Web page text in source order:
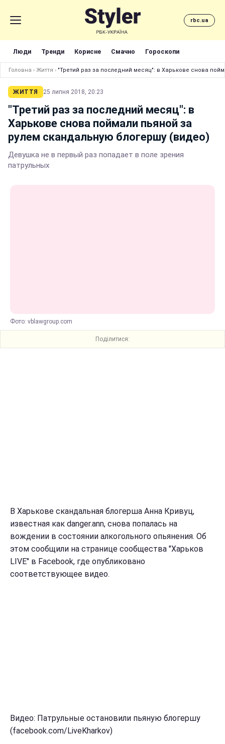
rbc.ua
Люди Тренди Корисне Смачно Гороскопи
Головна › Життя › "Третий раз за последний месяц": в Харькове снова
ЖИТТЯ 25 липня 2018, 20:23
"Третий раз за последний месяц": в
Харькове снова поймали пьяной за
рулем скандальную блогершу (видео)
Девушка не в первый раз попадает в поле зрения
патрульных
Фото: vblawgroup.com
Поділитися:
В Харькове скандальная блогерша Анна Кривуц,
известная как danger.ann, снова попалась на
вождении в состоянии алкогольного опьянения. Об
этом сообщили на странице сообщества "Харьков
LIVE" в Facebook, где опубликовано
соответствующее видео.
Видео: Патрульные остановили пьяную блогершу
(facebook.com/LiveKharkov)